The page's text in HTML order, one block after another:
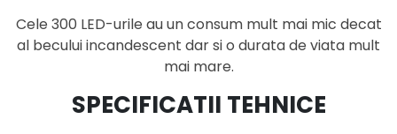
Cele 300 LED-urile au un consum mult mai mic decat
al becului incandescent dar si o durata de viata mult
mai mare.
SPECIFICATII TEHNICE